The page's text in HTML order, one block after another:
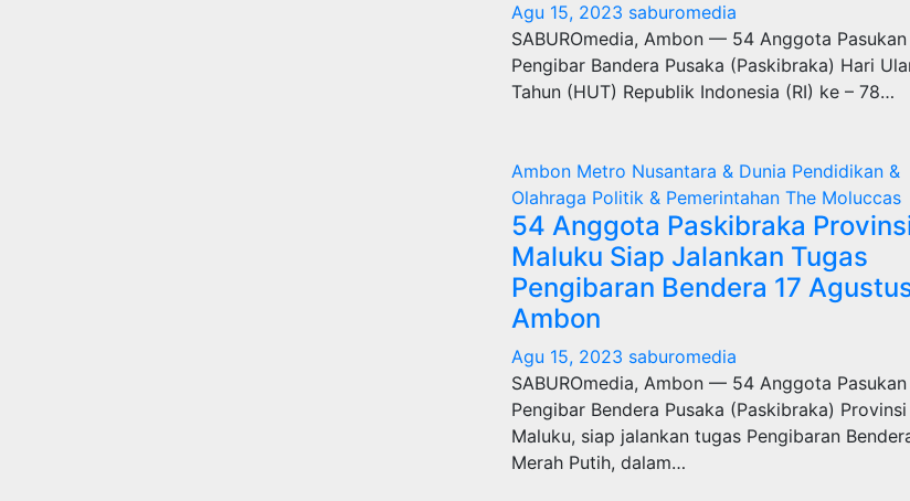
Agu 15, 2023 saburomedia
SABUROmedia, Ambon — 54 Anggota Pasukan
Pengibar Bandera Pusaka (Paskibraka) Hari
Tahun (HUT) Republik Indonesia (RI) ke – 78…
Ambon Metro Nusantara & Dunia Pendidikan &
Olahraga Politik & Pemerintahan The Moluccas
54 Anggota Paskibraka
Maluku Siap Jalankan Tugas
Pengibaran Bendera 17
Ambon
Agu 15, 2023 saburomedia
SABUROmedia, Ambon — 54 Anggota Pasukan
Pengibar Bendera Pusaka (Paskibraka) Provinsi
Maluku, siap jalankan tugas Pengibaran
Merah Putih, dalam…